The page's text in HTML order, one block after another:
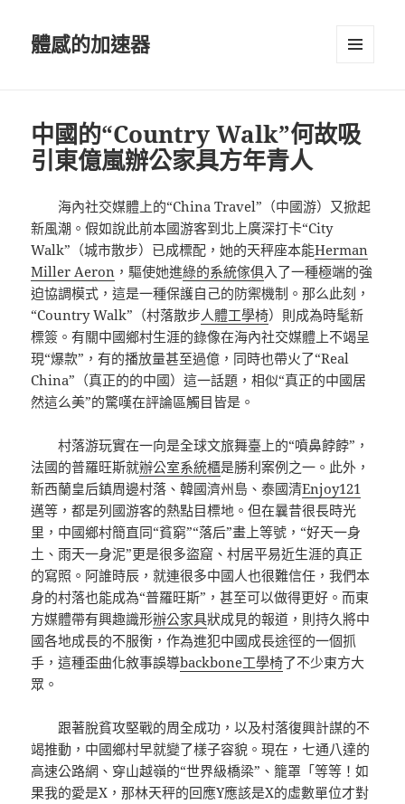
體感的加速器
中國的“Country Walk”何故吸
引東億嵐辦公家具方年青人
海內社交媒體上的“China Travel”（中國游）又掀起
新風潮。假如說此前本國游客到北上廣深打卡“City
Walk”（城市散步）已成標配，她的天秤座本能Herman
Miller Aeron ，驅使她進綠的系統傢俱入了一種極端的強
迫協調模式，這是一種保護自己的防禦機制。那么此刻，
“Country Walk”（村落散步人體工學椅）則成為時髦新
標簽。有關中國鄉村生涯的錄像在海內社交媒體上不竭呈
現“爆款”，有的播放量甚至過億，同時也帶火了“Real
China”（真正的的中國）這一話題，相似“真正的中國居
然這么美”的驚嘆在評論區觸目皆是。
村落游玩實在一向是全球文旅舞臺上的“噴鼻餑餑”，
法國的普羅旺斯就辦公室系統櫃是勝利案例之一。此外，
新西蘭皇后鎮周邊村落、韓國濟州島、泰國清Enjoy121
邁等，都是列國游客的熱點目標地。但在曩昔很長時光
里，中國鄉村簡直同“貧窮”“落后”畫上等號，“好天一身
土、雨天一身泥”更是很多盜窟、村居平易近生涯的真正
的寫照。阿誰時辰，就連很多中國人也很難信任，我們本
身的村落也能成為“普羅旺斯”，甚至可以做得更好。而東
方媒體帶有興趣識形辦公家具狀成見的報道，則持久將中
國各地成長的不服衡，作為進犯中國成長途徑的一個抓
手，這種歪曲化敘事誤導backbone工學椅了不少東方大
眾。
跟著脫貧攻堅戰的周全成功，以及村落復興計謀的不
竭推動，中國鄉村早就變了樣子容貌。現在，七通八達的
高速公路網、穿山越嶺的“世界級橋梁”、籠罩「等等！如
果我的愛是X，那林天秤的回應Y應該是X的虛數單位才對